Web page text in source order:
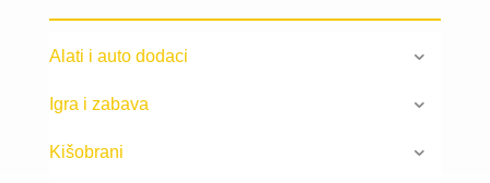
Alati i auto dodaci
Igra i zabava
Kišobrani